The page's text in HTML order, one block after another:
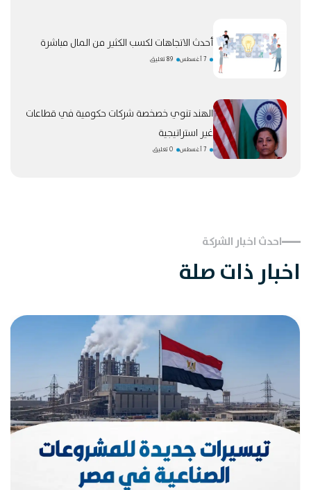
أحدث الاتجاهات لكسب الكثير من المال مباشرة
7 أغسطس 89 تعليق
الهند تنوي خصخصة شركات حكومية في قطاعات
غير استراتيجية
7 أغسطس 0 تعليق
احدث اخبار الشركة
اخبار ذات صلة